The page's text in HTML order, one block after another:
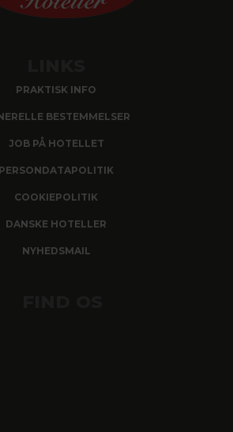
PRAKTISK INFO
BESTEMMELSER
JOB PÅ HOTELLET
PERSONDATAPOLITIK
COOKIEPOLITIK
DANSKE HOTELLER
NYHEDSMAIL